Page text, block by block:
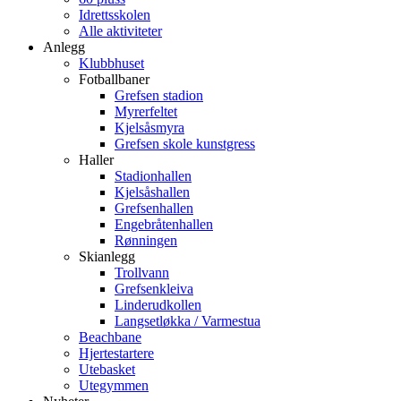
Idrettsskolen
Alle aktiviteter
Anlegg
Klubbhuset
Fotballbaner
Grefsen stadion
Myrerfeltet
Kjelsåsmyra
Grefsen skole kunstgress
Haller
Stadionhallen
Kjelsåshallen
Grefsenhallen
Engebråtenhallen
Rønningen
Skianlegg
Trollvann
Grefsenkleiva
Linderudkollen
Langsetløkka / Varmestua
Beachbane
Hjertestartere
Utebasket
Utegymmen